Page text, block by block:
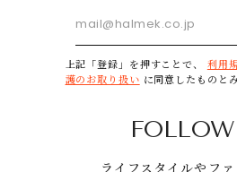
上記「登録」を押すことで、 利用
護のお取り扱い に同意したものと
ライフスタイルやファ